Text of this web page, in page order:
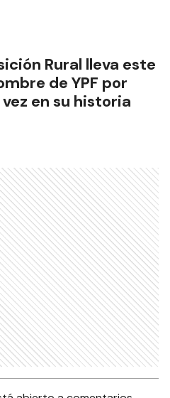
Rural lleva este
de YPF por
en su historia